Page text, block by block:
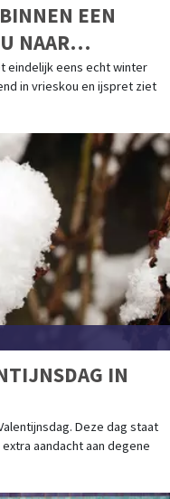
EEN
NAAR
eindelijk eens echt winter
in vrieskou en ijspret ziet
IN
Deze dag staat
aandacht aan degene